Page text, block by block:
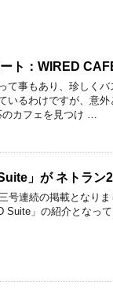
ト：WIRED
て事もあり、珍しく
いるわけですが、意
のカフェを見つけ …
」が ネトラ
号連続の掲載となり
Suite」の紹介となっ